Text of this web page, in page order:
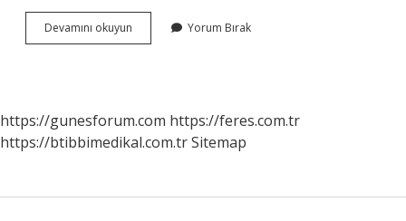
Devamını okuyun
Bağlamak
Yorum Bırak
https://gunesforum.com https://feres.com.tr
https://btibbimedikal.com.trSitemap